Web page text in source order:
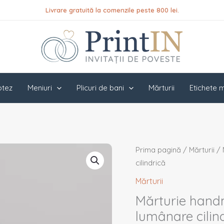
Livrare gratuită la comenzile peste 800 lei.
Meniuri Plicuri de bani Mărturii Etichete
Prima pagină / Mărturii /
cilindrică
Mărturii
Mărturie
lumânare
Cantitate
Mărturie
handmade
nuntă/botez
-